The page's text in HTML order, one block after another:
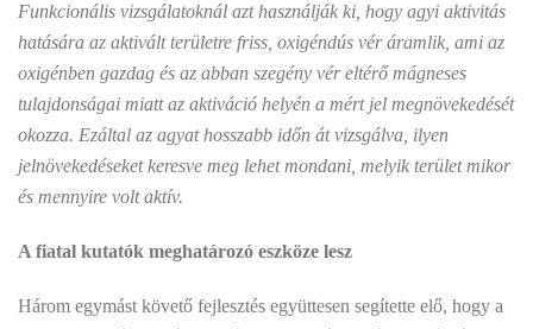
Funkcionális vizsgálatoknál azt használják ki, hogy agyi aktivitás
hatására az aktivált területre friss, oxigéndús vér áramlik, ami az
oxigénben gazdag és az abban szegény vér eltérő mágneses
tulajdonságai miatt az aktiváció helyén a mért jel megnövekedését
okozza. Ezáltal az agyat hosszabb időn át vizsgálva, ilyen
jelnövekedéseket keresve meg lehet mondani, melyik terület mikor
és mennyire volt aktív.
A fiatal kutatók meghatározó eszköze lesz
Három egymást követő fejlesztés együttesen segítette elő, hogy a